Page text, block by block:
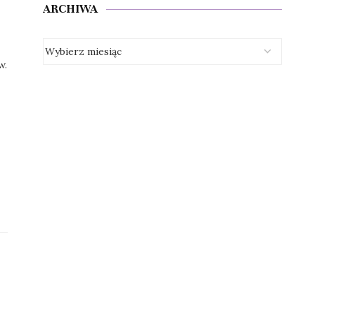
ARCHIWA